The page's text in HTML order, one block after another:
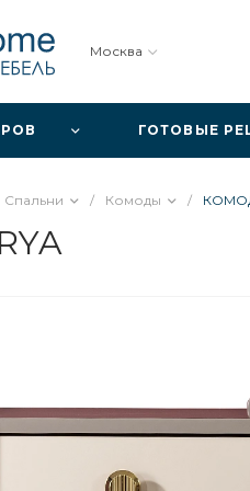
Москва
ГОТОВЫЕ
Спальни / Комоды / КОМОД